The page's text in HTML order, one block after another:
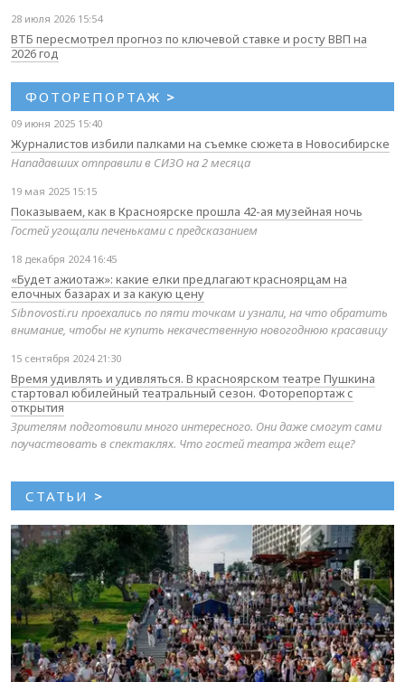
28 июля 2026 15:54
ВТБ пересмотрел прогноз по ключевой ставке и росту ВВП на
2026 год
ФОТОРЕПОРТАЖ >
09 июня 2025 15:40
Журналистов избили палками на съемке сюжета в Новосибирске
Нападавших отправили в СИЗО на 2 месяца
19 мая 2025 15:15
Показываем, как в Красноярске прошла 42-ая музейная ночь
Гостей угощали печеньками с предсказанием
18 декабря 2024 16:45
«Будет ажиотаж»: какие елки предлагают красноярцам на
елочных базарах и за какую цену
Sibnovosti.ru проехались по пяти точкам и узнали, на что обратить
внимание, чтобы не купить некачественную новогоднюю красавицу
15 сентября 2024 21:30
Время удивлять и удивляться. В красноярском театре Пушкина
стартовал юбилейный театральный сезон. Фоторепортаж с
открытия
Зрителям подготовили много интересного. Они даже смогут сами
поучаствовать в спектаклях. Что гостей театра ждет еще?
СТАТЬИ >